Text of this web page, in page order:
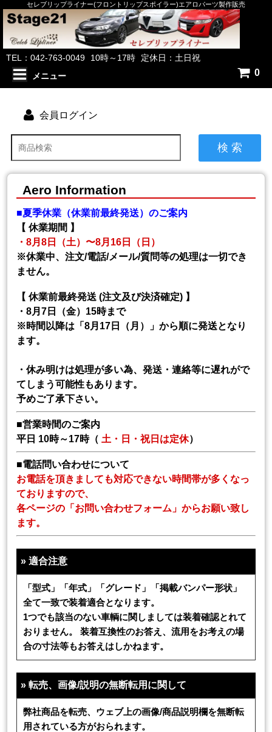
セレブリップライナー(フロントリップスポイラー)エアロパーツ製作販売
TEL：042-763-0049 10時～17時 定休日：土日祝
メニュー 0
会員ログイン
検 索
Aero Information
■夏季休業（休業前最終発送）のご案内
【 休業期間 】
・8月8日（土）〜8月16日（日）
※休業中、注文/電話/メール/質問等の処理は一切でき
ません。
【 休業前最終発送 (注文及び決済確定) 】
・8月7日（金）15時まで
※時間以降は「8月17日（月）」から順に発送となり
ます。
・休み明けは処理が多い為、発送・連絡等に遅れがで
てしまう可能性もあります。
予めご了承下さい。
■営業時間のご案内
平日 10時～17時（ 土・日・祝日は定休）
■電話問い合わせについて
お電話を頂きましても対応できない時間帯が多くなっ
ておりますので、
各ページの「お問い合わせフォーム」からお願い致し
ます。
»適合注意
「型式」「年式」「グレード」「掲載バンパー形状」
全て一致で装着適合となります。
1つでも該当のない車輌に関しましては装着確認とれて
おりません。 装着互換性のお答え、流用をお考えの場
合の寸法等もお答えはしかねます。
»転売、画像/説明の無断転用に関して
弊社商品を転売、ウェブ上の画像/商品説明欄を無断転
用されている方がおられます。